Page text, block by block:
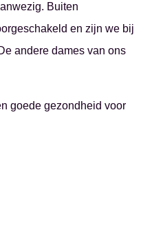
Buiten
en zijn we bij
andere dames van ons
goede gezondheid voor